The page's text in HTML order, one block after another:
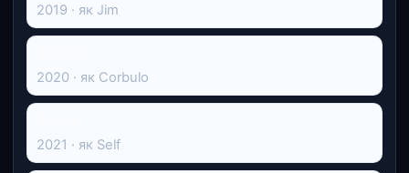
2019 · як Jim
2020 · як Corbulo
2021 · як Self